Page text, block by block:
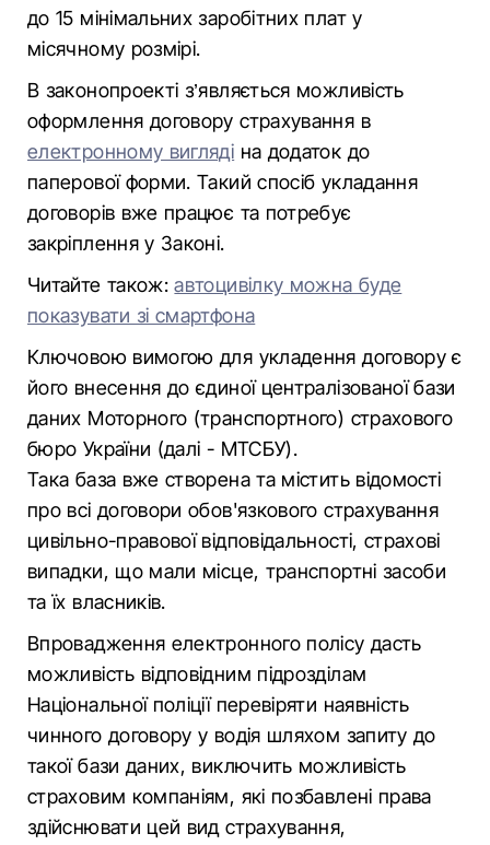
до 15 мінімальних заробітних плат у
місячному розмірі.
В законопроекті з’являється можливість
оформлення договору страхування в
електронному вигляді на додаток до
паперової форми. Такий спосіб укладання
договорів вже працює та потребує
закріплення у Законі.
Читайте також:автоцивілку можна буде
показувати зі смартфона
Ключовою вимогою для укладення договору є
його внесення до єдиної централізованої бази
даних Моторного (транспортного) страхового
бюро України (далі - МТСБУ).
Така база вже створена та містить відомості
про всі договори обов'язкового страхування
цивільно-правової відповідальності, страхові
випадки, що мали місце, транспортні засоби
та їх власників.
Впровадження електронного полісу дасть
можливість відповідним підрозділам
Національної поліції перевіряти наявність
чинного договору у водія шляхом запиту до
такої бази даних, виключить можливість
страховим компаніям, які позбавлені права
здійснювати цей вид страхування,